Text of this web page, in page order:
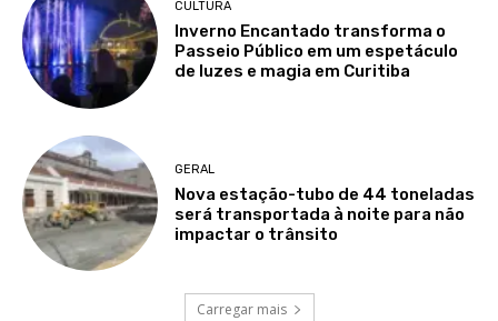
CULTURA
Inverno Encantado transforma o
Passeio Público em um espetáculo
de luzes e magia em Curitiba
GERAL
Nova estação-tubo de 44 toneladas
será transportada à noite para não
impactar o trânsito
Carregar mais